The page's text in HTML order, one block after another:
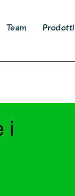
Team Prodotti